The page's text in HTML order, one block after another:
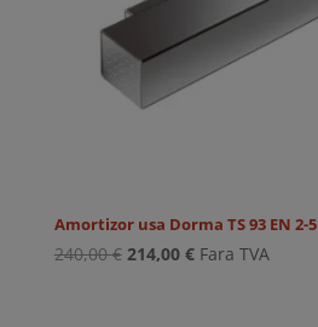
Amortizor usa Dorma TS 93 EN 2-5
240,00€ Prețul
214,00 €Prețul
Fara TVA